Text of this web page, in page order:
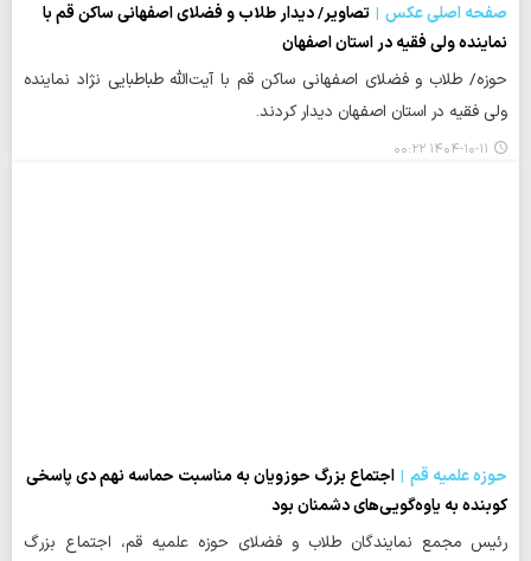
صفحه اصلی عکس
تصاویر/ دیدار طلاب و فضلای اصفهانی ساکن قم با
نماینده ولی فقیه در استان اصفهان
حوزه/ طلاب و فضلای اصفهانی ساکن قم با آیت‌الله طباطبایی نژاد نماینده
ولی فقیه در استان اصفهان دیدار کردند.
۱۴۰۴-۱۰-۱۱ ۰۰:۲۲
حوزه علمیه قم
اجتماع بزرگ حوزویان به مناسبت حماسه نهم دی پاسخی
کوبنده به یاوه‌گویی‌های دشمنان بود
رئیس مجمع نمایندگان طلاب و فضلای حوزه‌ علمیه قم، اجتماع بزرگ